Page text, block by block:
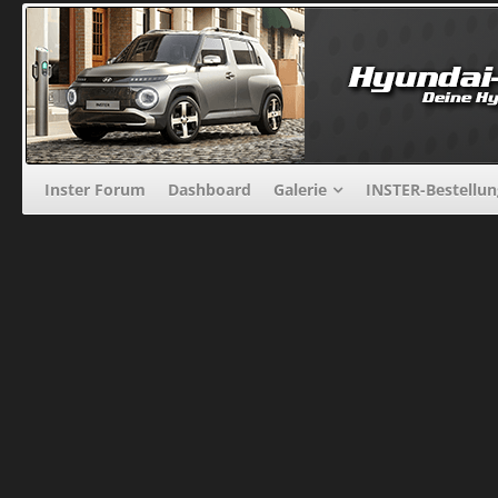
Inster Forum Dashboard Galerie INSTER-